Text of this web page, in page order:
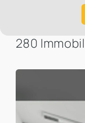
280